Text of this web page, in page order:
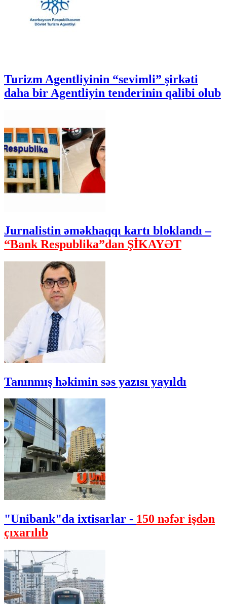
Turizm Agentliyinin “sevimli” şirkəti
daha bir Agentliyin tenderinin qalibi olub
Jurnalistin əməkhaqqı kartı bloklandı –
“Bank Respublika”dan ŞİKAYƏT
Tanınmış həkimin səs yazısı yayıldı
"Unibank"da ixtisarlar - 150 nəfər işdən
çıxarılıb